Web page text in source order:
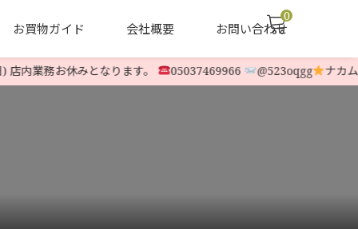
お買物ガイド 会社概要 お問い合わせ
ヤナセ他 中古除雪機
0
業務お休みとなります。 05037469966 @523oqgg ナカムラ